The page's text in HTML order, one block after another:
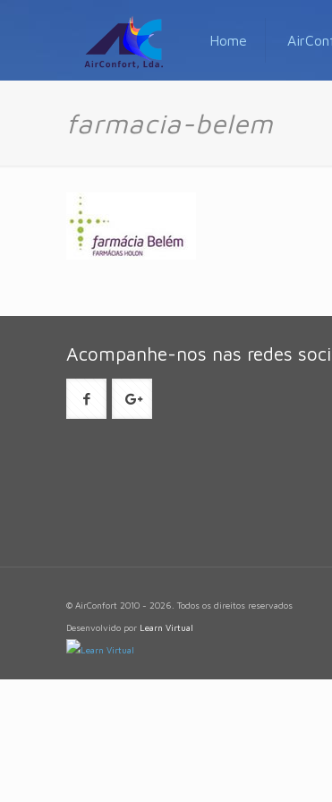
Home
farmacia-belem
Acompanhe-nos nas redes
© AirConfort 2010 - 2026. Todos os direitos reservados
Desenvolvido por Learn Virtual